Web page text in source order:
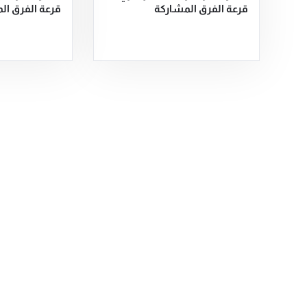
قرعة الفرق المشاركة
قرعة الفرق